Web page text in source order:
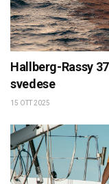
Hallberg-Rassy
svedese
15 OTT 2025